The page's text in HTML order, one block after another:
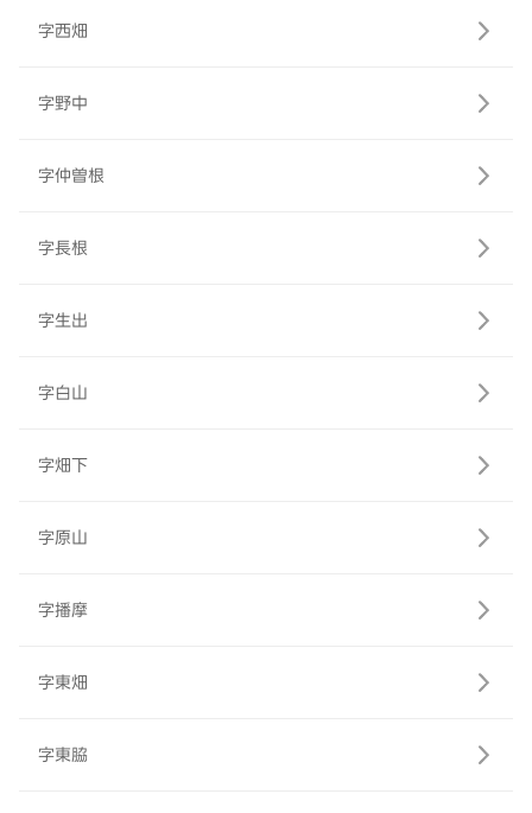
字西畑
字野中
字仲曽根
字長根
字生出
字白山
字畑下
字原山
字播摩
字東畑
字東脇